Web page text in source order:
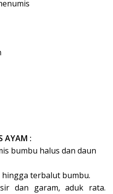
AYAM :
bumbu halus dan daun
terbalut bumbu.
dan garam, aduk rata.